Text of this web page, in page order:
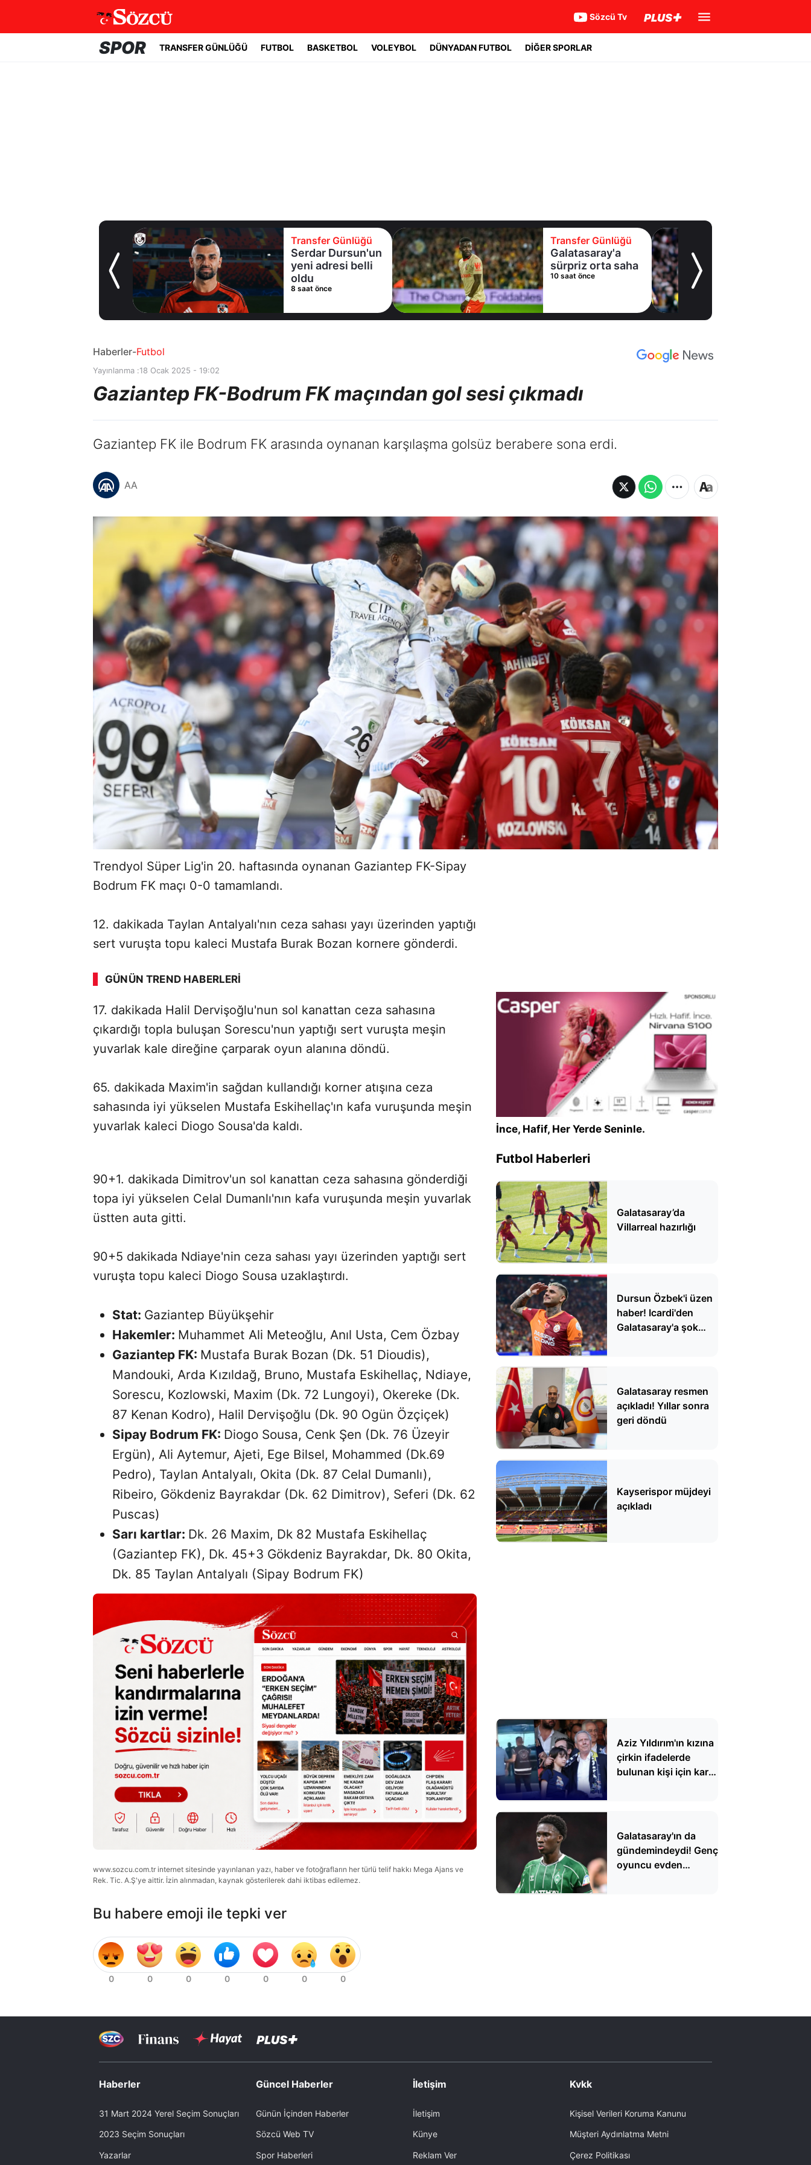
Sözcü Tv
SPOR TRANSFER GÜNLÜĞÜ FUTBOL BASKETBOL VOLEYBOL DÜNYADAN FUTBOL DİĞER SPORLAR
Serdar Dursun'un
yeni adresi belli
Transfer Günlüğü
Galatasaray'a
sürpriz orta saha
10 saat önce
Transfer Günlüğü
Geleceği tartışma
konusuydu! Real
Madrid'den
Haberler-Futbol
Yayınlanma :18 Ocak 2025 - 19:02
Gaziantep FK-Bodrum FK maçından gol sesi çıkmadı
Gaziantep FK ile Bodrum FK arasında oynanan karşılaşma golsüz berabere sona erdi.
AA
Trendyol Süper Lig'in 20. haftasında oynanan Gaziantep FK-Sipay
Bodrum FK maçı 0-0 tamamlandı.
12. dakikada Taylan Antalyalı'nın ceza sahası yayı üzerinden yaptığı
sert vuruşta topu kaleci Mustafa Burak Bozan kornere gönderdi.
GÜNÜN TREND HABERLERI
00:03 / 08:15
17. dakikada Halil Dervişoğlu'nun sol kanattan ceza sahasına
çıkardığı topla buluşan Sorescu'nun yaptığı sert vuruşta meşin
yuvarlak kale direğine çarparak oyun alanına döndü.
65. dakikada Maxim'in sağdan kullandığı korner atışına ceza
sahasında iyi yükselen Mustafa Eskihellaç'ın kafa vuruşunda meşin
yuvarlak kaleci Diogo Sousa'da kaldı.
90+1. dakikada Dimitrov'un sol kanattan ceza sahasına gönderdiği
topa iyi yükselen Celal Dumanlı'nın kafa vuruşunda meşin yuvarlak
üstten auta gitti.
90+5 dakikada Ndiaye'nin ceza sahası yayı üzerinden yaptığı sert
vuruşta topu kaleci Diogo Sousa uzaklaştırdı.
Stat: Gaziantep Büyükşehir
Hakemler: Muhammet Ali Meteoğlu, Anıl Usta, Cem Özbay
Gaziantep FK: Mustafa Burak Bozan (Dk. 51 Dioudis),
Mandouki, Arda Kızıldağ, Bruno, Mustafa Eskihellaç, Ndiaye,
Sorescu, Kozlowski, Maxim (Dk. 72 Lungoyi), Okereke (Dk.
87 Kenan Kodro), Halil Dervişoğlu (Dk. 90 Ogün Özçiçek)
Sipay Bodrum FK: Diogo Sousa, Cenk Şen (Dk. 76 Üzeyir
Ergün), Ali Aytemur, Ajeti, Ege Bilsel, Mohammed (Dk.69
Pedro), Taylan Antalyalı, Okita (Dk. 87 Celal Dumanlı),
Ribeiro, Gökdeniz Bayrakdar (Dk. 62 Dimitrov), Seferi (Dk. 62
Puscas)
Sarı kartlar: Dk. 26 Maxim, Dk 82 Mustafa Eskihellaç
(Gaziantep FK), Dk. 45+3 Gökdeniz Bayrakdar, Dk. 80 Okita,
Dk. 85 Taylan Antalyalı (Sipay Bodrum FK)
www.sozcu.com.tr internet sitesinde yayınlanan yazı, haber ve fotoğrafların her türlü telif hakkı Mega Ajans ve
Rek. Tic. A.Ş'ye aittir. İzin alınmadan, kaynak gösterilerek dahi iktibas edilemez.
Bu habere emoji ile tepki ver
İnce, Hafif, Her Yerde Seninle.
Futbol Haberleri
Galatasaray’da
Villarreal hazırlığı
Dursun Özbek'i üzen
haber! Icardi'den
Galatasaray'a şok
Galatasaray resmen
açıkladı! Yıllar sonra
geri döndü
Kayserispor müjdeyi
açıkladı
Aziz Yıldırım'ın kızına
çirkin ifadelerde
bulunan kişi için karar
Galatasaray'ın da
gündemindeydi! Genç
oyuncu evden
Haberler
31 Mart 2024 Yerel Seçim Sonuçları
2023 Seçim Sonuçları
Yazarlar
Güncel Haberler
Günün İçinden Haberler
Sözcü Web TV
Spor Haberleri
İletişim
İletişim
Künye
Reklam Ver
Kvkk
Kişisel Verileri Koruma Kanunu
Müşteri Aydınlatma Metni
Çerez Politikası